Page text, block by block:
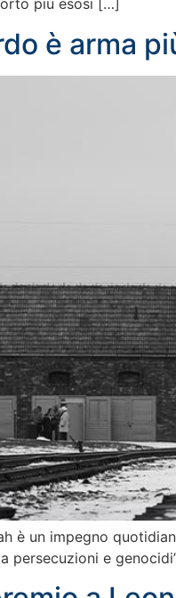
più esosi […]
è arma
è un impegno
persecuzioni e